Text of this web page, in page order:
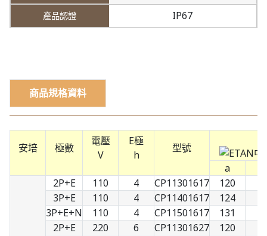
IP67
商品規格資料
安培 極數
電壓
V
E極
h
型號
a
2P+E 110 4 CP11301617 120
3P+E
110 4 CP11401617 124
3P+E+N
110 4 CP11501617 131
2P+E
220 6 CP11301627 120